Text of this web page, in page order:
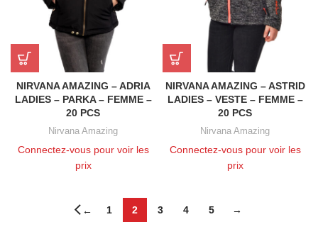
NIRVANA AMAZING – ADRIA
LADIES – PARKA – FEMME –
20 PCS
Nirvana Amazing
Connectez-vous pour voir les
prix
NIRVANA AMAZING – ASTRID
LADIES – VESTE – FEMME –
20 PCS
Nirvana Amazing
Connectez-vous pour voir les
prix
← 1 2 3 4 5 →